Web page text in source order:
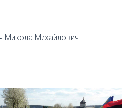
Микола Михайлович